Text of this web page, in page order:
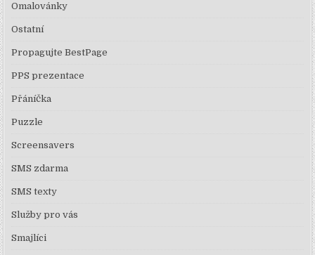
Omalovánky
Ostatní
Propagujte BestPage
PPS prezentace
Přáníčka
Puzzle
Screensavers
SMS zdarma
SMS texty
Služby pro vás
Smajlíci